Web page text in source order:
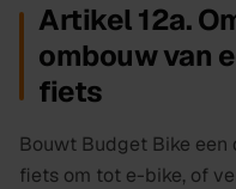
Artikel 12a.
ombouw van
fiets
Bouwt Budget Bike
fiets om tot e-bike, of